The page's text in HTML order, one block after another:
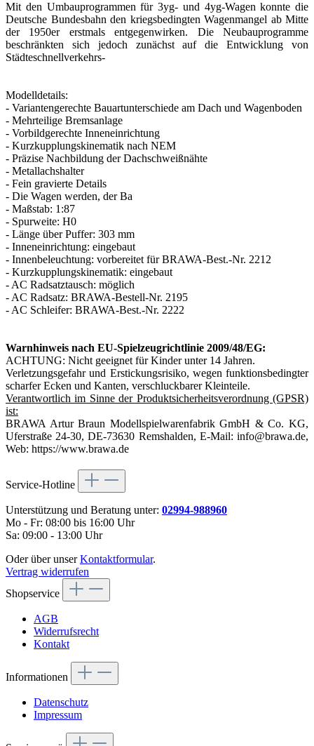
Mit den Umbauprogrammen für 3yg- und 4yg-Wagen konnte die
Deutsche Bundesbahn den kriegsbedingten Wagenmangel ab Mitte
der 1950er erstmals entgegenwirken. Die Neubauprogramme
beschränkten sich jedoch zunächst auf die Entwicklung von
Städteschnellverkehrs-
Modelldetails:
- Variantengerechte Bauartunterschiede am Dach und Wagenboden
- Mehrteilige Bremsanlage
- Vorbildgerechte Inneneinrichtung
- Kurzkupplungskinematik nach NEM
- Präzise Nachbildung der Dachschweißnähte
- Metallachshalter
- Fein gravierte Details
- Die Wagen werden, der Ba
- Maßstab: 1:87
- Spurweite: H0
- Länge über Puffer: 303 mm
- Inneneinrichtung: eingebaut
- Innenbeleuchtung: vorbereitet für BRAWA-Best.-Nr. 2212
- Kurzkupplungskinematik: eingebaut
- AC Radsatztausch: möglich
- AC Radsatz: BRAWA-Bestell-Nr. 2195
- AC Schleifer: BRAWA-Best.-Nr. 2222
Warnhinweis nach EU-Spielzeugrichtlinie 2009/48/EG:
ACHTUNG: Nicht geeignet für Kinder unter 14 Jahren.
Verletzungsgefahr und Erstickungsrisiko, wegen funktionsbedingter
scharfer Ecken und Kanten, verschluckbarer Kleinteile.
Verantwortlich im Sinne der Produktsicherheitsverordnung (GPSR)
ist:
BRAWA Artur Braun Modellspielwarenfabrik GmbH & Co. KG,
Uferstraße 24-30, DE-73630 Remshalden, E-Mail: info@brawa.de,
Web: https://www.brawa.de
Service-Hotline
Unterstützung und Beratung unter: 02994-988960
Mo - Fr: 08:00 bis 16:00 Uhr
Sa: 09:00 - 13:00 Uhr
Oder über unserKontaktformular.
Vertrag widerrufen
Shopservice
AGB
Widerrufsrecht
Kontakt
Informationen
Datenschutz
Impressum